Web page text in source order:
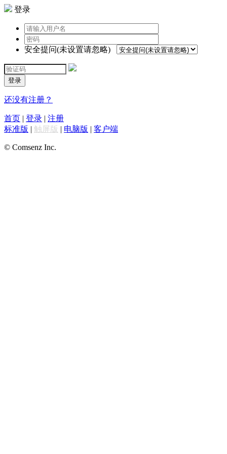
登录
安全提问(未设置请忽略)
登录
还没有注册？
首页 | 登录 | 注册
标准版 | 触屏版 | 电脑版 | 客户端
© Comsenz Inc.